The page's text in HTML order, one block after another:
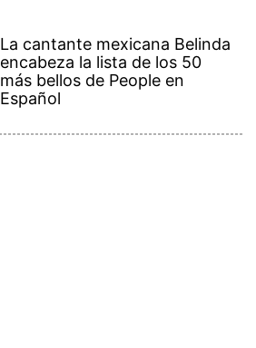
La cantante mexicana Belinda
encabeza la lista de los 50
más bellos de People en
Español